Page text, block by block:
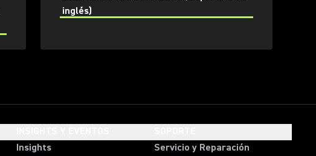
Olympics.
inglés)
Insights
Servicio y Reparación